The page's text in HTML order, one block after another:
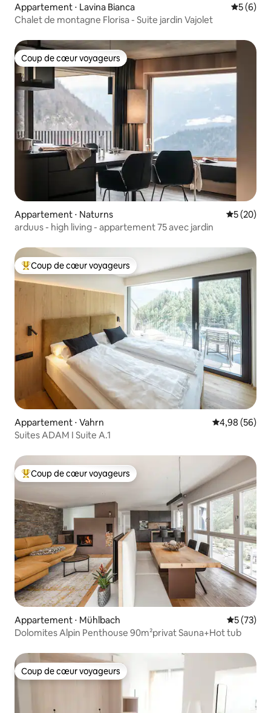
Appartement ⋅ Lavina Bianca
5 (6)
Chalet de montagne Florisa - Suite jardin Vajolet
Coup de cœur voyageurs
Coup de cœur voyageurs
Appartement ⋅ Naturns
5 (20)
arduus - high living - appartement 75 avec jardin
Coups de cœur voyageurs les plus appréciés
Coup de cœur voyageurs
Appartement ⋅ Vahrn Évaluation
4,98 (56)
Suites ADAM I Suite A.1
Coups de cœur voyageurs les plus appréciés
Coup de cœur voyageurs
Appartement ⋅ Mühlbach
5 (73)
Dolomites Alpin Penthouse 90m²privat Sauna+Hot tub
Coup de cœur voyageurs
Coup de cœur voyageurs